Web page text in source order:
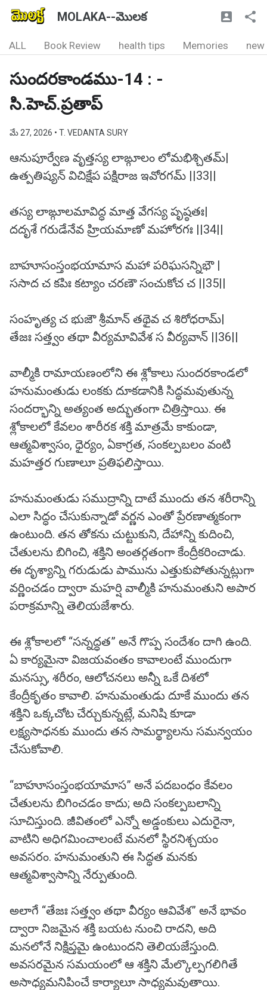
MOLAKA--మొలక
ALL Book Review health tips Memories new
సుందరకాండము-14 : -
సి.హెచ్.ప్రతాప్
మే 27, 2026 • T. VEDANTA SURY
ఆనుపూర్వేణ వృత్తస్య లాఙ్గూలం లోమభిశ్చితమ్|
ఉత్పతిష్యన్ విచిక్షేప పక్షిరాజ ఇవోరగమ్ ||33||
తస్య లాఙ్గూలమావిద్ధ మాత్త వేగస్య పృష్ఠతః|
దదృశే గరుడేనేవ హ్రియమాణో మహోరగః ||34||
బాహూసంస్తంభయామాస మహా పరిఘసన్నిభౌ |
ససాద చ కపిః కట్యాం చరణౌ సంచుకోచ చ ||35||
సంహృత్య చ భుజౌ శ్రీమాన్ తథైవ చ శిరోధరామ్|
తేజః సత్త్వం తథా వీర్యమావివేశ స వీర్యవాన్ ||36||
వాల్మీకి రామాయణంలోని ఈ శ్లోకాలు సుందరకాండలో
హనుమంతుడు లంకకు దూకడానికి సిద్ధమవుతున్న
సందర్భాన్ని అత్యంత అద్భుతంగా చిత్రిస్తాయి. ఈ
శ్లోకాలలో కేవలం శారీరక శక్తి మాత్రమే కాకుండా,
ఆత్మవిశ్వాసం, ధైర్యం, ఏకాగ్రత, సంకల్పబలం వంటి
మహత్తర గుణాలూ ప్రతిఫలిస్తాయి.
హనుమంతుడు సముద్రాన్ని దాటే ముందు తన శరీరాన్ని
ఎలా సిద్ధం చేసుకున్నాడో వర్ణన ఎంతో ప్రేరణాత్మకంగా
ఉంటుంది. తన తోకను చుట్టుకుని, దేహాన్ని కుదించి,
చేతులను బిగించి, శక్తిని అంతర్గతంగా కేంద్రీకరించాడు.
ఈ దృశ్యాన్ని గరుడుడు పామును ఎత్తుకుపోతున్నట్లుగా
వర్ణించడం ద్వారా మహర్షి వాల్మీకి హనుమంతుని అపార
పరాక్రమాన్ని తెలియజేశారు.
ఈ శ్లోకాలలో “సన్నద్ధత” అనే గొప్ప సందేశం దాగి ఉంది.
ఏ కార్యమైనా విజయవంతం కావాలంటే ముందుగా
మనస్సు, శరీరం, ఆలోచనలు అన్నీ ఒకే దిశలో
కేంద్రీకృతం కావాలి. హనుమంతుడు దూకే ముందు తన
శక్తిని ఒక్కచోట చేర్చుకున్నట్లే, మనిషి కూడా
లక్ష్యసాధనకు ముందు తన సామర్థ్యాలను సమన్వయం
చేసుకోవాలి.
“బాహూసంస్తంభయామాస” అనే పదబంధం కేవలం
చేతులను బిగించడం కాదు; అది సంకల్పబలాన్ని
సూచిస్తుంది. జీవితంలో ఎన్నో అడ్డంకులు ఎదురైనా,
వాటిని అధిగమించాలంటే మనలో స్థిరనిశ్చయం
అవసరం. హనుమంతుని ఈ సిద్ధత మనకు
ఆత్మవిశ్వాసాన్ని నేర్పుతుంది.
అలాగే “తేజః సత్త్వం తథా వీర్యం ఆవివేశ” అనే భావం
ద్వారా నిజమైన శక్తి బయట నుంచి రాదని, అది
మనలోనే నిక్షిప్తమై ఉంటుందని తెలియజేస్తుంది.
అవసరమైన సమయంలో ఆ శక్తిని మేల్కొల్పగలిగితే
అసాధ్యమనిపించే కార్యాలూ సాధ్యమవుతాయి.